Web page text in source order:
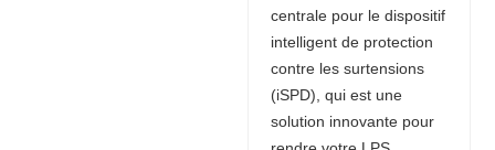
centrale pour le dispositif
intelligent de protection
contre les surtensions
(iSPD), qui est une
solution innovante pour